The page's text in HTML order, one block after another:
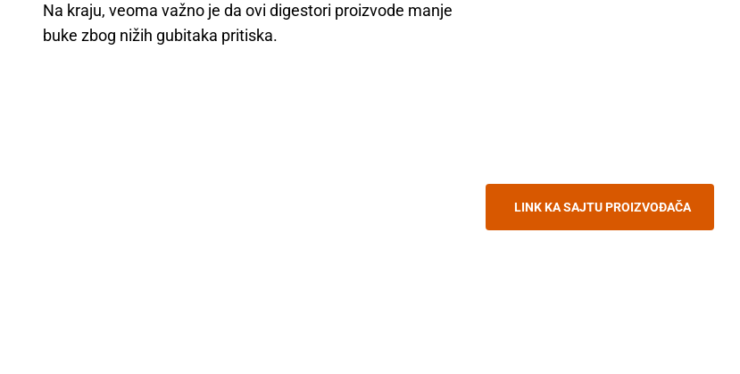
Na kraju, veoma važno je da ovi digestori proizvode manje
buke zbog nižih gubitaka pritiska.
LINK KA SAJTU PROIZVOĐAČA